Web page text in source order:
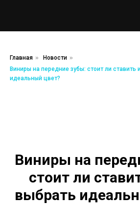
Главная » Новости »
Виниры на передние зубы: стоит ли ставить
идеальный цвет?
Виниры на
стоит ли
выбрать